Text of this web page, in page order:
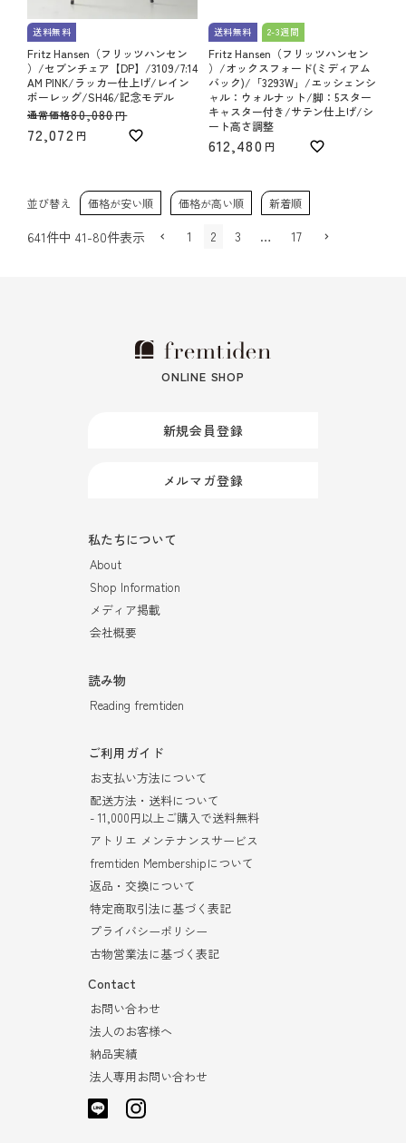
送料無料
Fritz Hansen（フリッツハンセン
）/セブンチェア【DP】/3109/7:14
AM PINK/ラッカー仕上げ/レイン
ボーレッグ/SH46/記念モデル
通常価格80,080
72,072
送料無料 2-3週間
Fritz Hansen（フリッツハンセン
）/オックスフォード(ミディアム
バック)/「3293W」/エッシェンシ
ャル：ウォルナット/脚：5スター
キャスター付き/サテン仕上げ/シ
ート高さ調整
612,480
並び替え 価格が安い順 価格が高い順 新着順
641件中 41-80件表示 1 2 3 … 17
ONLINE SHOP
新規会員登録
メルマガ登録
私たちについて
About
Shop Information
メディア掲載
会社概要
読み物
Reading fremtiden
ご利用ガイド
お支払い方法について
配送方法・送料について
- 11,000円以上ご購入で送料無料
アトリエ メンテナンスサービス
fremtiden Membershipについて
返品・交換について
特定商取引法に基づく表記
プライバシーポリシー
古物営業法に基づく表記
Contact
お問い合わせ
法人のお客様へ
納品実績
法人専用お問い合わせ